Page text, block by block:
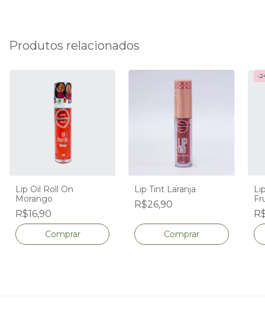
Produtos relacionados
Lip Oil Roll On
Morango
R$16,90
Lip Tint Laranja
R$26,90
-